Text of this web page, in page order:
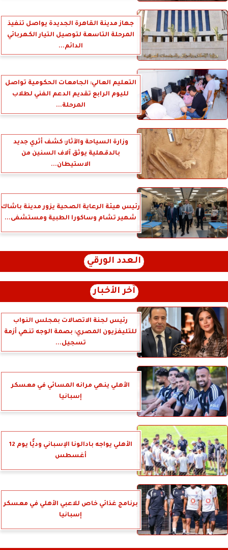
جهاز مدينة القاهرة الجديدة يواصل تنفيذ
المرحلة التاسعة لتوصيل التيار الكهربائي
الدائم...
التعليم العالي: الجامعات الحكومية تواصل
لليوم الرابع تقديم الدعم الفني لطلاب
المرحلة...
وزارة السياحة والآثار: كشف أثري جديد
بالدقهلية يوثق آلاف السنين من
الاستيطان...
رئيس هيئة الرعاية الصحية يزور مدينة باشاك
شهير تشام وساكورا الطبية ومستشفى...
العدد الورقي
آخر الأخبار
رئيس لجنة الاتصالات بمجلس النواب
للتليفزيون المصري: بصمة الوجه تنهي أزمة
تسجيل...
الأهلي ينهي مرانه المسائي في معسكر
إسبانيا
الأهلي يواجه بادالونا الإسباني وديًّا يوم 12
أغسطس
برنامج غذائي خاص للاعبي الأهلي في معسكر
إسبانيا